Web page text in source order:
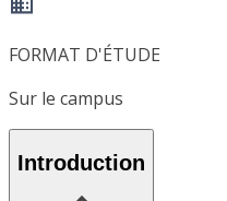
FORMAT D'ÉTUDE
Sur le campus
Introduction